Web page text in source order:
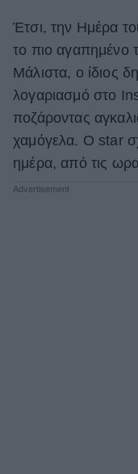
Αφιερώματα
ΒΟΞ
Χωρίς
Έτσι, την Ημέρα
το πιο
Μάλιστα, ο ίδιος
λογαριασμό στο
ποζάροντας
χαμόγελα. Ο star
ημέρα, από τις